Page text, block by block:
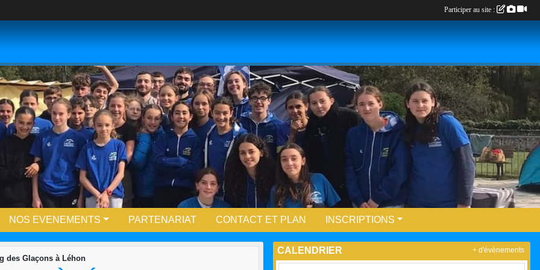
NOS EVENEMENTS PARTENARIAT CONTACT ET PLAN INSCRIPTIONS
des Glaçons à Léhon
CALENDRIER + d'évènements
Participer au site :